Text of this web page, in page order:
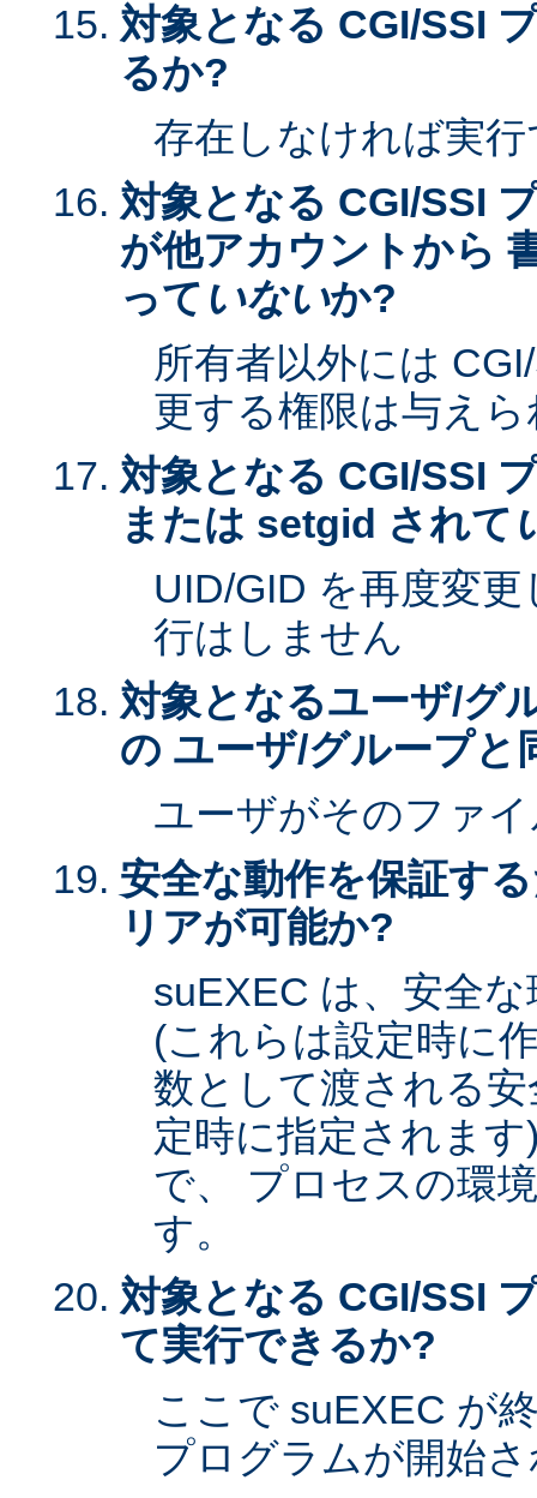
対象となる CGI/SSI
るか?
存在しなければ実
対象となる CGI/SSI
が他アカウントから
って いないか?
所有者以外には
更する権限は与え
対象となる CGI/SSI
または setgid されて
UID/GID を再度変
行はしません
対象となるユーザ/グ
の ユーザ/グループと
ユーザがそのファ
安全な動作を保証す
リアが可能か?
suEXEC は、安全
(これらは設定時に
数として渡される
定時に指定されま
で、 プロセスの環
す。
対象となる CGI/SSI
て実行できるか?
ここで suEXEC が
プログラムが開始